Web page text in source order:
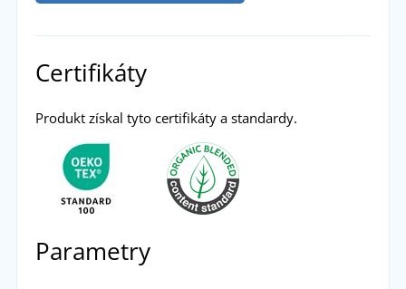
Certifikáty
Produkt získal tyto certifikáty a standardy.
Parametry